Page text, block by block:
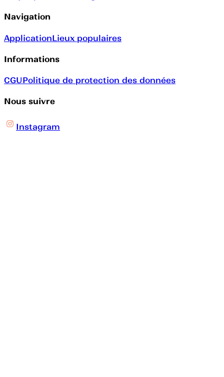
Navigation
ApplicationLieux populaires
Informations
CGUPolitique de protection des données
Nous suivre
Instagram